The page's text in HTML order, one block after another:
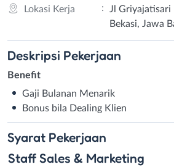
Lokasi Kerja
:
Jl Griyajatisari
Bekasi, Jawa
Deskripsi Pekerjaan
Benefit
Gaji Bulanan Menarik
Bonus bila Dealing Klien
Syarat Pekerjaan
Staff Sales & Marketing